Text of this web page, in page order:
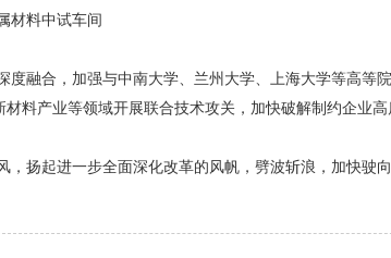
材料中试车间
融合，加强与中南大学、兰州大学、上海大学等高等
料产业等领域开展联合技术攻关，加快破解制约企业
扬起进一步全面深化改革的风帆，劈波斩浪，加快驶